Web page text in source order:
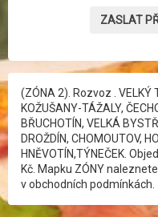
(ZÓNA 2). Rozvoz . VELKÝ
KOŽUŠANY-TÁŽALY,
BŘUCHOTÍN, VELKÁ
DROŽDÍN, CHOMOUTOV,
HNĚVOTÍN,TÝNEČEK.
Kč. Mapku ZÓNY
v obchodních podmínkách.